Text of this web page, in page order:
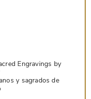
Engravings by
y sagrados de